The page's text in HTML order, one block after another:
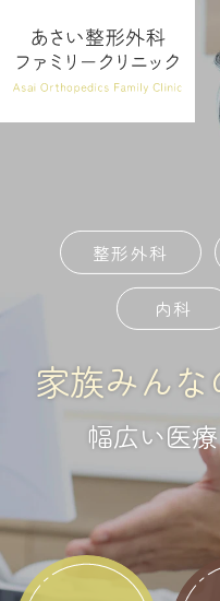
整形外科
内科
家族みん
幅広い医